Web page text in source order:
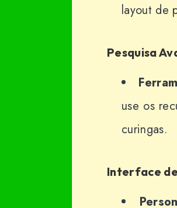
layout de
Pesquisa
use os
curingas.
Interface